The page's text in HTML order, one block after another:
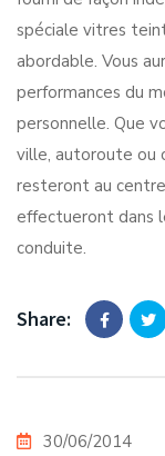
spéciale vitres
abordable. Vous
performances du
personnelle. Que
ville, autoroute ou
resteront au
effectueront dans
conduite.
Share:
30/06/2014